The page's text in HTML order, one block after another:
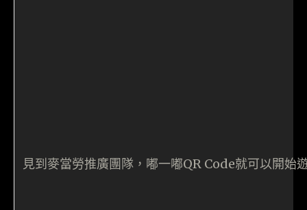
見到麥當勞推廣團隊，嘟一嘟QR Code就可以開始